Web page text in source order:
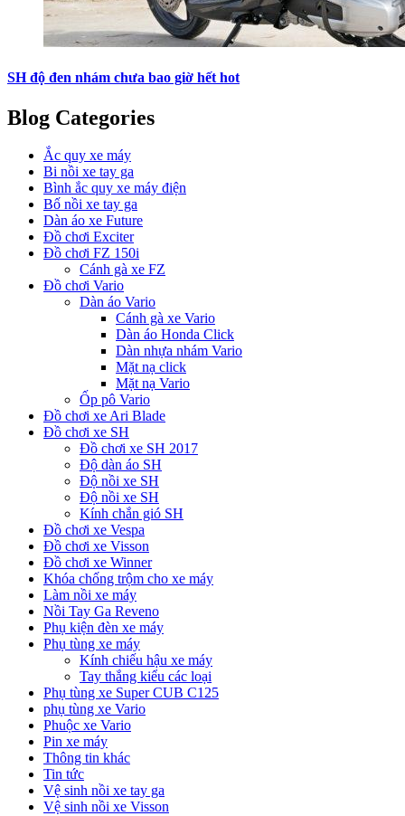
SH độ đen nhám chưa bao giờ hết hot
Blog Categories
Ắc quy xe máy
Bi nồi xe tay ga
Bình ắc quy xe máy điện
Bố nồi xe tay ga
Dàn áo xe Future
Đồ chơi Exciter
Đồ chơi FZ 150i
Cánh gà xe FZ
Đồ chơi Vario
Dàn áo Vario
Cánh gà xe Vario
Dàn áo Honda Click
Dàn nhựa nhám Vario
Mặt nạ click
Mặt nạ Vario
Ốp pô Vario
Đồ chơi xe Ari Blade
Đồ chơi xe SH
Đồ chơi xe SH 2017
Độ dàn áo SH
Độ nồi xe SH
Độ nồi xe SH
Kính chắn gió SH
Đồ chơi xe Vespa
Đồ chơi xe Visson
Đồ chơi xe Winner
Khóa chống trộm cho xe máy
Làm nồi xe máy
Nồi Tay Ga Reveno
Phụ kiện đèn xe máy
Phụ tùng xe máy
Kính chiếu hậu xe máy
Tay thắng kiểu các loại
Phụ tùng xe Super CUB C125
phụ tùng xe Vario
Phuộc xe Vario
Pin xe máy
Thông tin khác
Tin tức
Vệ sinh nồi xe tay ga
Vệ sinh nồi xe Visson